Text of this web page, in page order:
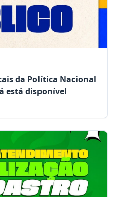
da Política Nacional
está disponível